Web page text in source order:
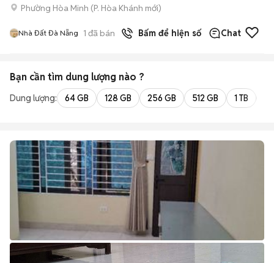
Phường Hòa Minh (P. Hòa Khánh mới)
Nhà Đất Đà Nẵng 1 đã bán Bấm để hiện số Chat
Bạn cần tìm dung lượng nào ?
Dung lượng: 64 GB 128 GB 256 GB 512 GB 1 TB